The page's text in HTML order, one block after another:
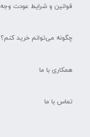
قوانین و شرایط عودت وجه
چگونه می‌توانم خرید کنم؟
همکاری با ما
تماس با ما